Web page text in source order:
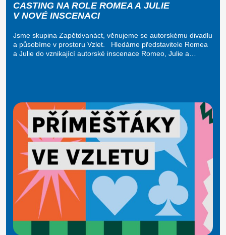
CASTING NA ROLE ROMEA A JULIE
V NOVÉ INSCENACI
Jsme skupina Zapětdvanáct, věnujeme se autorskému divadlu
a působíme v prostoru Vzlet. Hledáme představitele Romea
a Julie do vznikající autorské inscenace Romeo, Julie a…